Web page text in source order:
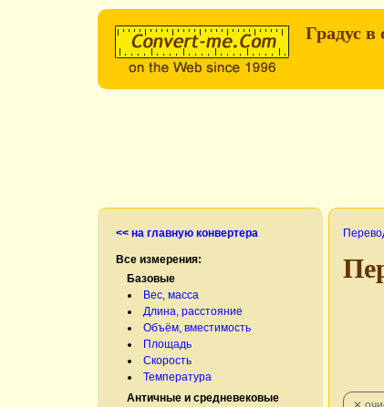
Градус в
<< на главную конвертера
Все измерения:
Базовые
Вес, масса
Длина, расстояние
Объём, вместимость
Площадь
Скорость
Температура
Античные и средневековые